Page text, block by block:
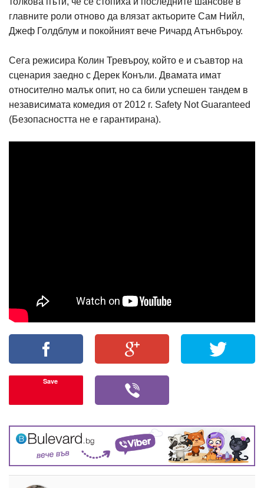
главните роли отново да влязат актьорите Сам Нийл,
Джеф Голдблум и покойният вече Ричард Атънбъроу.
Сега режисира Колин Тревъроу, който е и съавтор на
сценария заедно с Дерек Конъли. Двамата имат
относително малък опит, но са били успешен тандем в
независимата комедия от 2012 г. Safety Not Guaranteed
(Безопасността не е гарантирана).
Save